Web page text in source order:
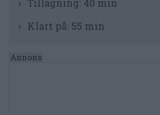
Tillagning: 40 min
Klart på: 55 min